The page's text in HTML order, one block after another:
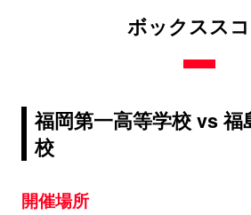
ボックスス
福岡第一高等学校 vs 福
校
開催場所